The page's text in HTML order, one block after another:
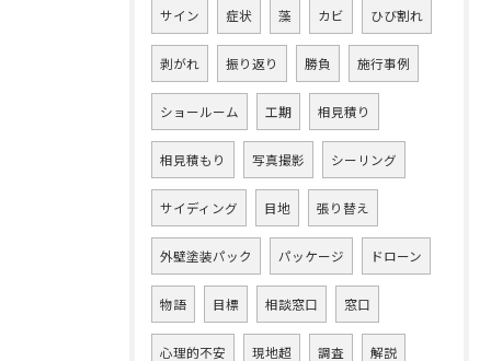
サイン 症状 藻 カビ ひび割れ
剥がれ 振り返り 勝負 施行事例
ショールーム 工期 相見積り
相見積もり 写真撮影 シーリング
サイディング 目地 張り替え
外壁塗装パック パッケージ ドローン
物語 目標 相談窓口 窓口
心理的不安 現地超 調査 解説